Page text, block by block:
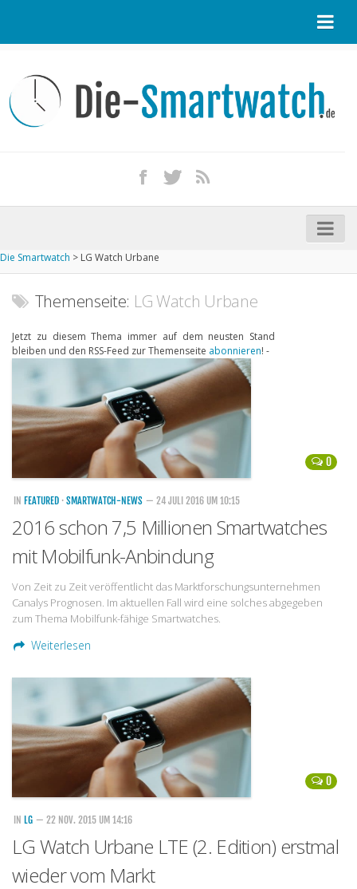
Kontakt / Tipp geben
Impressum
iPhone kaufen
Startseite
Aktuelle Smartwatches im Test
Marken und Modelle
Handytarife
BASE
Smartphonetarife
Datentarife
o2
Smartphonetarife
Prepaid-Tarife
Flatrate-Prepaidtarife
Die Smartwatch > LG Watch Urbane
Themenseite: LG Watch Urbane
Jetzt zu diesem Thema immer auf dem neusten Stand
bleiben und den RSS-Feed zur Themenseite abonnieren! -
0
IN FEATURED · SMARTWATCH-NEWS — 24 JULI 2016 UM 10:15
2016 schon 7,5 Millionen Smartwatches
mit Mobilfunk-Anbindung
Von Zeit zu Zeit veröffentlicht das Marktforschungsunternehmen
Canalys Prognosen. Im aktuellen Fall wird eine solches abgegeben
zum Thema Mobilfunk-fähige Smartwatches.
Weiterlesen
0
IN LG — 22 NOV. 2015 UM 14:16
LG Watch Urbane LTE (2. Edition) erstmal
wieder vom Markt